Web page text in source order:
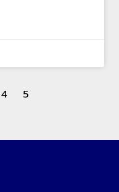
4 5